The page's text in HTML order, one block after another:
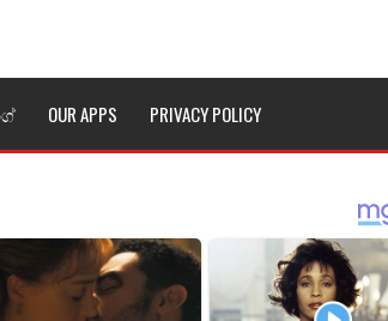
OUR APPS PRIVACY POLICY